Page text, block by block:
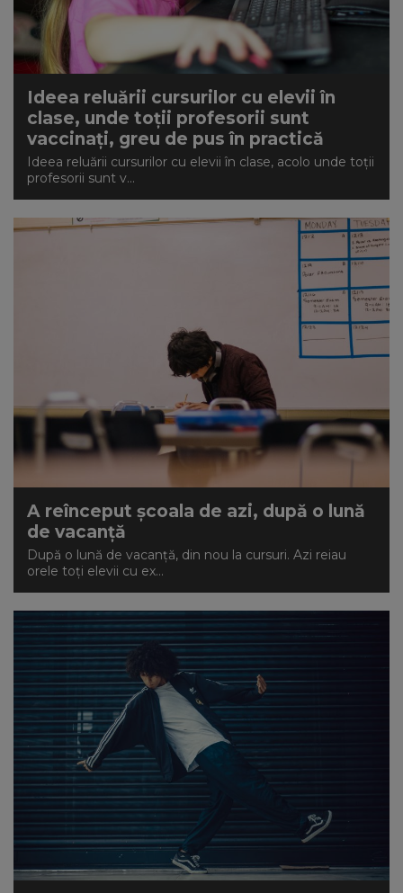
Ideea reluării cursurilor cu elevii în
clase, unde toții profesorii sunt
vaccinați, greu de pus în practică
Ideea reluării cursurilor cu elevii în clase, acolo unde toții
profesorii sunt v...
A reînceput școala de azi, după o lună
de vacanță
După o lună de vacanță, din nou la cursuri. Azi reiau
orele toți elevii cu ex...